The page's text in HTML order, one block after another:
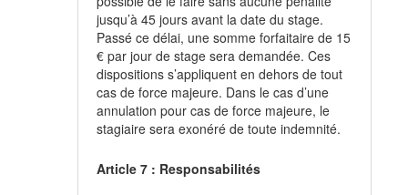
jusqu’à 45 jours avant la date du stage.
Passé ce délai, une somme forfaitaire de 15
€ par jour de stage sera demandée. Ces
dispositions s’appliquent en dehors de tout
cas de force majeure. Dans le cas d’une
annulation pour cas de force majeure, le
stagiaire sera exonéré de toute indemnité.
Article 7 : Responsabilités